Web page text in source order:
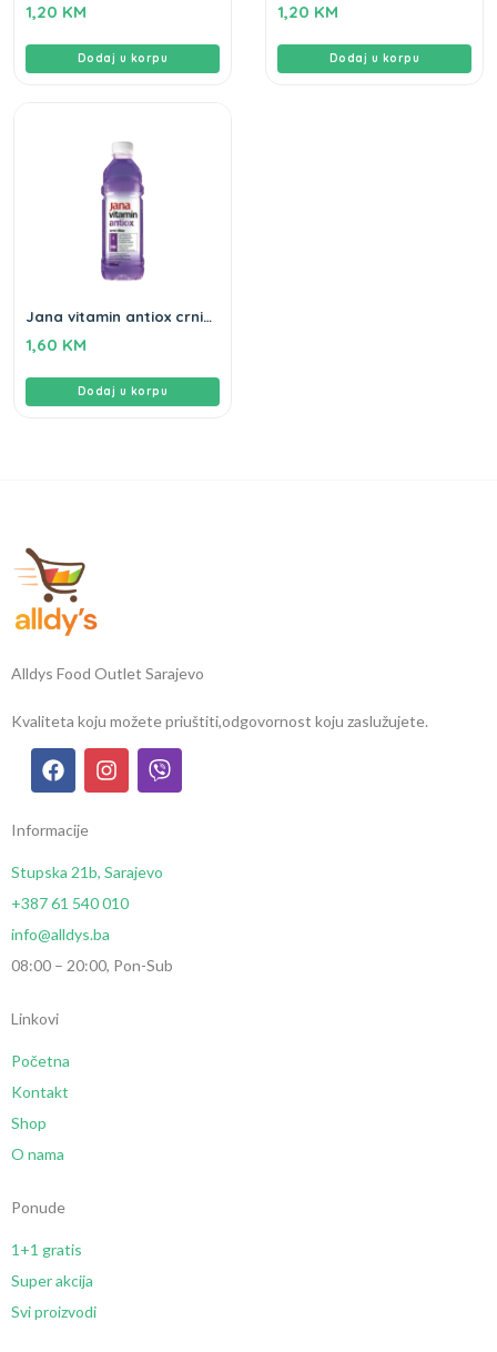
1,20 KM
Dodaj u korpu
1,20 KM
Dodaj u korpu
Jana vitamin antiox crni
1,60 KM
Dodaj u korpu
Alldys Food Outlet Sarajevo
Kvaliteta koju možete priuštiti,odgovornost koju zaslužujete.
Informacije
Stupska 21b, Sarajevo
+387 61 540 010
info@alldys.ba
08:00 – 20:00, Pon-Sub
Linkovi
Početna
Kontakt
Shop
O nama
Ponude
1+1 gratis
Super akcija
Svi proizvodi